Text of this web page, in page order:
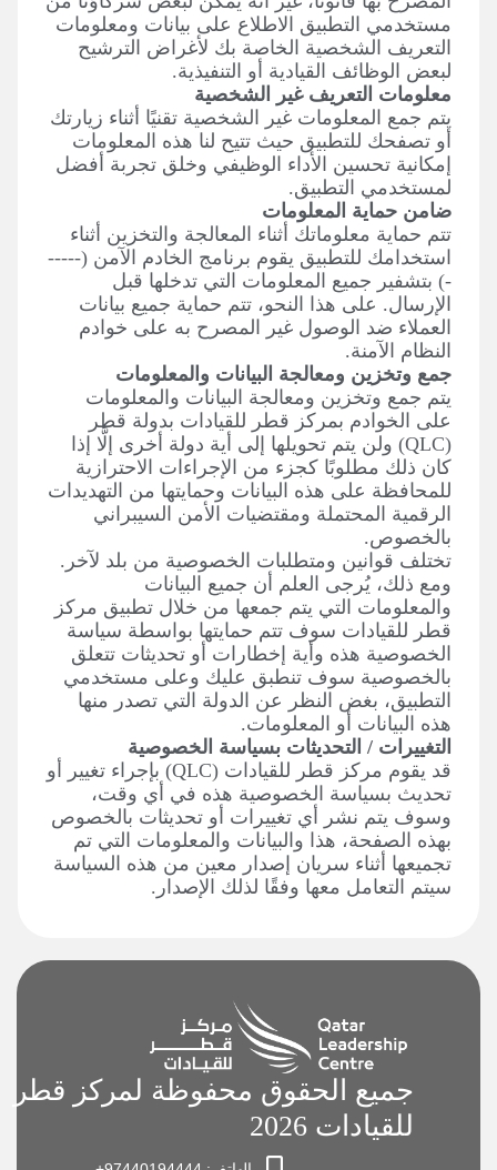
مستخدمي التطبيق الاطلاع على بيانات ومعلومات
التعريف الشخصية الخاصة بك لأغراض الترشيح
لبعض الوظائف القيادية أو التنفيذية.
معلومات التعريف غير الشخصية
يتم جمع المعلومات غير الشخصية تقنيًا أثناء زيارتك
أو تصفحك للتطبيق حيث تتيح لنا هذه المعلومات
إمكانية تحسين الأداء الوظيفي وخلق تجربة أفضل
لمستخدمي التطبيق.
ضامن حماية المعلومات
تتم حماية معلوماتك أثناء المعالجة والتخزين أثناء
استخدامك للتطبيق يقوم برنامج الخادم الآمن (-----
-) بتشفير جميع المعلومات التي تدخلها قبل
الإرسال. على هذا النحو، تتم حماية جميع بيانات
العملاء ضد الوصول غير المصرح به على خوادم
النظام الآمنة.
جمع وتخزين ومعالجة البيانات والمعلومات
يتم جمع وتخزين ومعالجة البيانات والمعلومات
على الخوادم بمركز قطر للقيادات بدولة قطر
(QLC) ولن يتم تحويلها إلى أية دولة أخرى إلَّا إذا
كان ذلك مطلوبًا كجزء من الإجراءات الاحترازية
للمحافظة على هذه البيانات وحمايتها من التهديدات
الرقمية المحتملة ومقتضيات الأمن السيبراني
بالخصوص.
تختلف قوانين ومتطلبات الخصوصية من بلد لآخر.
ومع ذلك، يُرجى العلم أن جميع البيانات
والمعلومات التي يتم جمعها من خلال تطبيق مركز
قطر للقيادات سوف تتم حمايتها بواسطة سياسة
الخصوصية هذه وأية إخطارات أو تحديثات تتعلق
بالخصوصية سوف تنطبق عليك وعلى مستخدمي
التطبيق، بغض النظر عن الدولة التي تصدر منها
هذه البيانات أو المعلومات.
التغييرات / التحديثات بسياسة الخصوصية
قد يقوم مركز قطر للقيادات (QLC) بإجراء تغيير أو
تحديث بسياسة الخصوصية هذه في أي وقت،
وسوف يتم نشر أي تغييرات أو تحديثات بالخصوص
بهذه الصفحة، هذا والبيانات والمعلومات التي تم
تجميعها أثناء سريان إصدار معين من هذه السياسة
سيتم التعامل معها وفقًا لذلك الإصدار.
جميع الحقوق محفوظة لمركز قطر
للقيادات 2026